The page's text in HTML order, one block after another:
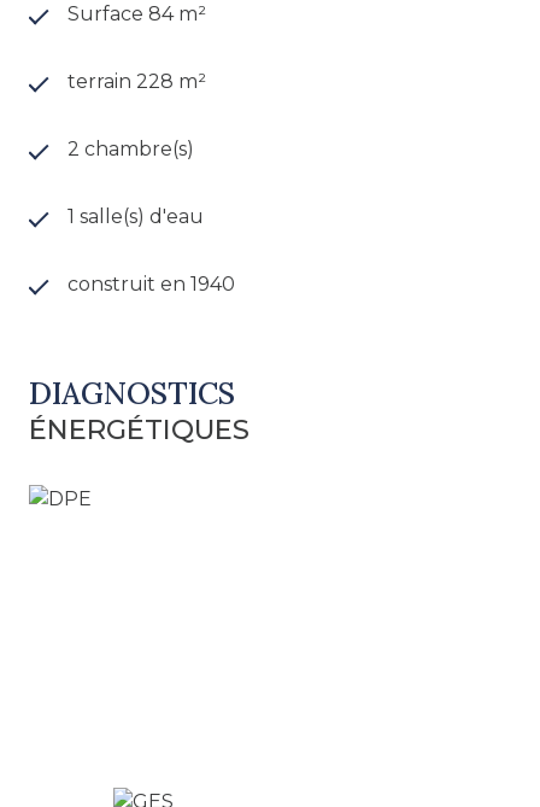
Surface 84 m²
terrain 228 m²
2 chambre(s)
1 salle(s) d'eau
construit en 1940
DIAGNOSTICS
ÉNERGÉTIQUES